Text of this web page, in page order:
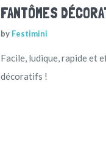
FANTÔMES
by Festimini
Facile, ludique, rapide et
décoratifs !